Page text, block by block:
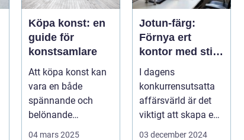
Köpa konst: en
guide för
konstsamlare
Att köpa konst kan
vara en både
spännande och
belönande
04 mars 2025
Jotun-färg:
Förnya ert
kontor med stil
och enkelhet
I dagens
konkurrensutsatta
affärsvärld är det
viktigt att skapa en
arbetsmiljö s...
03 december 2024